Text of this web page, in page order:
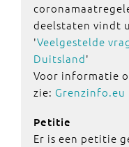
deelstaten vindt
'Veelgestelde
Duitsland'
Voor informatie
zie: Grenzinfo.eu
Petitie
Er is een petitie